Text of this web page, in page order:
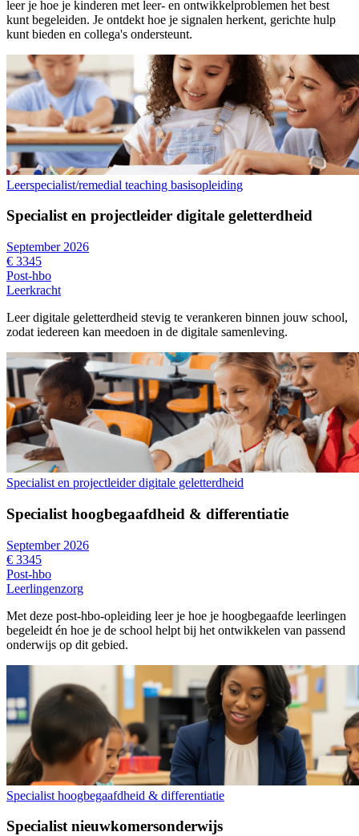
leer je hoe je kinderen met leer- en ontwikkelproblemen het best
kunt begeleiden. Je ontdekt hoe je signalen herkent, gerichte hulp
kunt bieden en collega's ondersteunt.
Leerspecialist/remedial teaching basisopleiding
Specialist en projectleider digitale geletterdheid
September 2026
€ 3345
Post-hbo
Leerkracht
Leer digitale geletterdheid stevig te verankeren binnen jouw school,
zodat iedereen kan meedoen in de digitale samenleving.
Specialist en projectleider digitale geletterdheid
Specialist hoogbegaafdheid & differentiatie
September 2026
€ 3345
Post-hbo
Leerlingenzorg
Met deze post-hbo-opleiding leer je hoe je hoogbegaafde leerlingen
begeleidt én hoe je de school helpt bij het ontwikkelen van passend
onderwijs op dit gebied.
Specialist hoogbegaafdheid & differentiatie
Specialist nieuwkomersonderwijs